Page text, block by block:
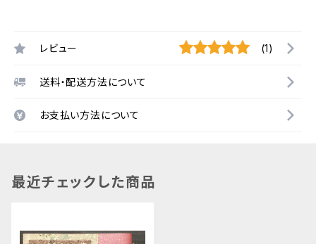
レビュー (1)
送料・配送方法について
お支払い方法について
最近チェックした商品